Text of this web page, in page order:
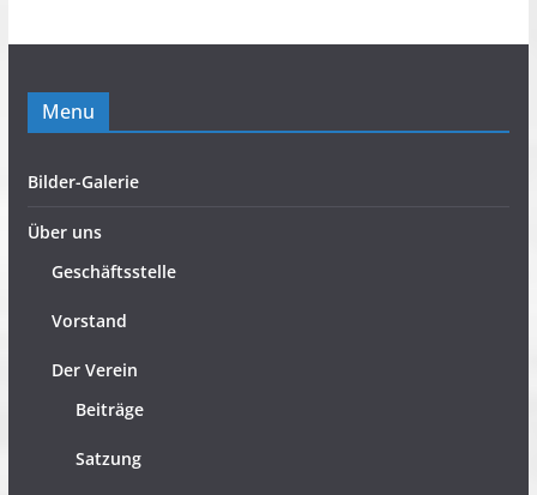
Menu
Bilder-Galerie
Über uns
Geschäftsstelle
Vorstand
Der Verein
Beiträge
Satzung